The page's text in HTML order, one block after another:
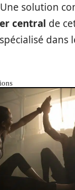
solution
central de
dans